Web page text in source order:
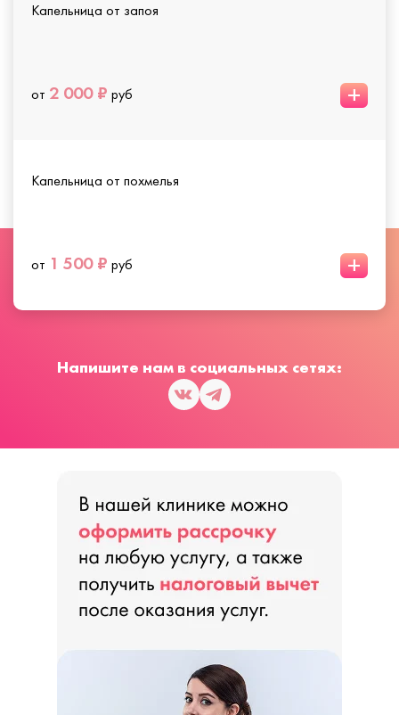
Капельница от запоя
от 2 000 ₽ руб +
Капельница от похмелья
от 1 500 ₽ руб +
Напишите нам в социальных сетях: